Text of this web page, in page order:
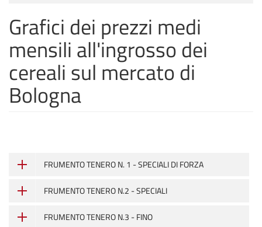
Grafici dei prezzi medi
mensili all'ingrosso dei
cereali sul mercato di
Bologna
FRUMENTO TENERO N. 1 - SPECIALI DI FORZA
FRUMENTO TENERO N.2 - SPECIALI
FRUMENTO TENERO N.3 - FINO